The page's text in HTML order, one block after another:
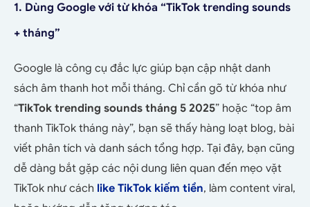
1. Dùng Google với từ khóa “TikTok trending sounds
+ tháng”
Google là công cụ đắc lực giúp bạn cập nhật danh
sách âm thanh hot mỗi tháng. Chỉ cần gõ từ khóa như
“TikTok trending sounds tháng 5 2025” hoặc “top âm
thanh TikTok tháng này”, bạn sẽ thấy hàng loạt blog, bài
viết phân tích và danh sách tổng hợp. Tại đây, bạn cũng
dễ dàng bắt gặp các nội dung liên quan đến mẹo vặt
TikTok như cách like TikTok kiếm tiền, làm content viral,